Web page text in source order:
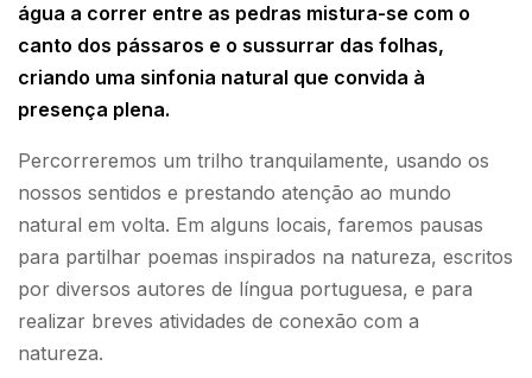
água a correr entre as pedras mistura-se com o
canto dos pássaros e o sussurrar das folhas,
criando uma sinfonia natural que convida à
presença plena.
Percorreremos um trilho tranquilamente, usando os
nossos sentidos e prestando atenção ao mundo
natural em volta. Em alguns locais, faremos pausas
para partilhar poemas inspirados na natureza, escritos
por diversos autores de língua portuguesa, e para
realizar breves atividades de conexão com a
natureza.